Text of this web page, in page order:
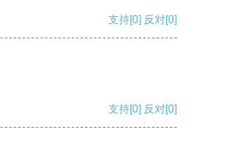
支持[0] 反对[0]
支持[0] 反对[0]